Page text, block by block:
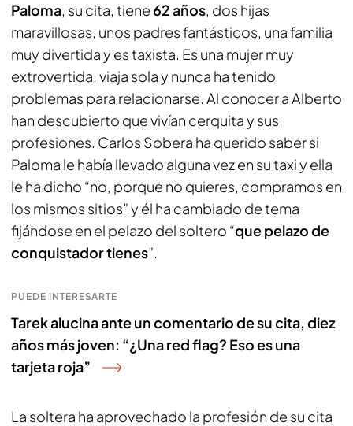
Paloma, su cita, tiene 62 años, dos hijas
maravillosas, unos padres fantásticos, una familia
muy divertida y es taxista. Es una mujer muy
extrovertida, viaja sola y nunca ha tenido
problemas para relacionarse. Al conocer a Alberto
han descubierto que vivían cerquita y sus
profesiones. Carlos Sobera ha querido saber si
Paloma le había llevado alguna vez en su taxi y ella
le ha dicho “no, porque no quieres, compramos en
los mismos sitios” y él ha cambiado de tema
fijándose en el pelazo del soltero “que pelazo de
conquistador tienes”.
PUEDE INTERESARTE
Tarek alucina ante un comentario de su cita, diez
años más joven: “¿Una red flag? Eso es una
tarjeta roja”
La soltera ha aprovechado la profesión de su cita